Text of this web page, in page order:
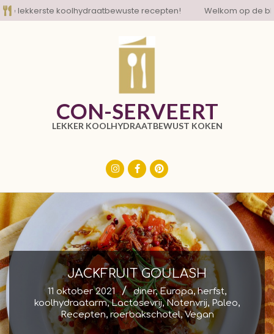
Skip
to
koolhydraatbewuste recepten! Welkom op de blog
CON-SERVEERT
LEKKER KOOLHYDRAATBEWUST KOKEN
JACKFRUIT GOULASH
11 oktober 2021 diner,Europa,herfst,
koolhydraatarm,Lactosevrij,Notenvrij, Paleo,
Recepten, roerbakschotel,Vegan